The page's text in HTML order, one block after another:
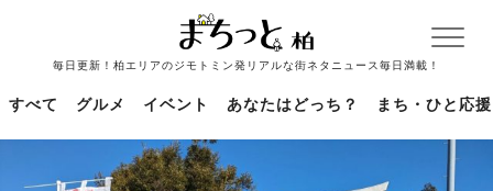
毎日更新！柏エリアのジモトミン発リアルな街ネタニュース毎日満載！
すべて グルメ イベント あなたはどっち？ まち・ひと応援